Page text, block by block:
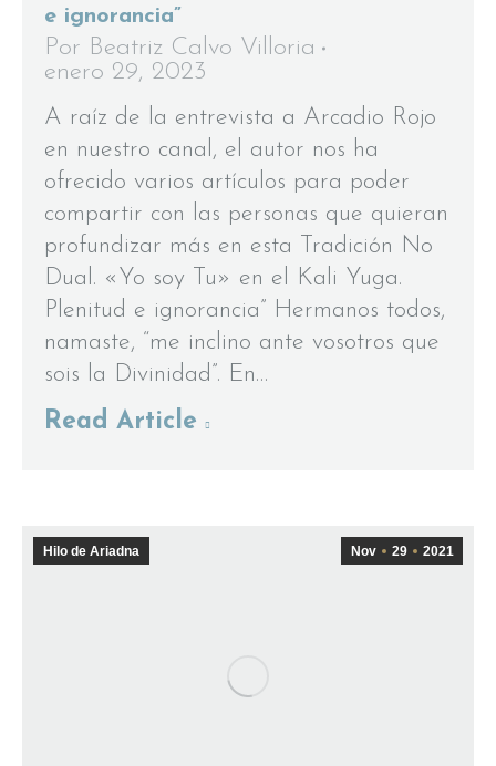
e ignorancia”
Por Beatriz Calvo Villoria
enero 29, 2023
A raíz de la entrevista a Arcadio Rojo
en nuestro canal, el autor nos ha
ofrecido varios artículos para poder
compartir con las personas que quieran
profundizar más en esta Tradición No
Dual. «Yo soy Tu» en el Kali Yuga.
Plenitud e ignorancia” Hermanos todos,
namaste, “me inclino ante vosotros que
sois la Divinidad”. En…
Read Article
Nov 29 2021
Hilo de Ariadna